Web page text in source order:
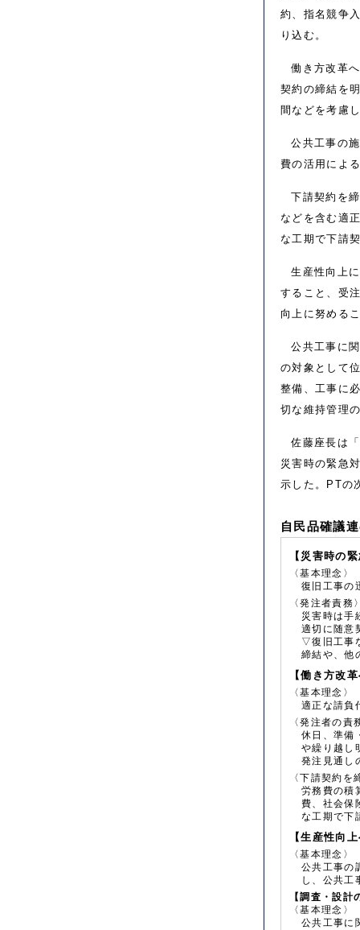
約、指名競争
り込む。
働き方改革
契約の締結を
間などを考慮
公共工事の
費の活用によ
下請契約を
などを含む適
な工期で下請
生産性向上
すること、受
向上に努める
公共工事に
の対象として
整備、工事に
切な維持管理
佐藤座長は
災害時の緊急
示した。PTの
自民品確議
【災害時の
〈基本理念〉
復旧工事の
〈発注者責務
災害時は手
適切に随意
▽復旧工事
締結や、他
【働き方改
〈基本理念〉
適正な請負
〈発注者の責
休日、準備
や繰り越し
発注見通し
〈下請契約
労務費の積
費、社会保
な工期で下
【生産性向
〈基本理念〉
公共工事の
し、公共工
【調査・設計
〈基本理念〉
公共工事に